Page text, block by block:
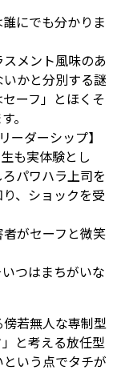
にでも分かりま
メント風味のあ
かと分別する謎
ーフ」とほくそ
。
ーダーシップ】
も実体験とし
パワハラ上司を
、ショックを受
がセーフと微笑
つはまちがいな
若無人な専制型
と考える放任型
いう点でタチが